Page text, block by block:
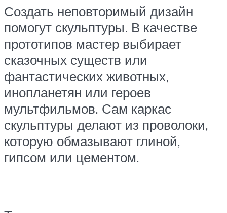
Создать неповторимый дизайн
помогут скульптуры. В качестве
прототипов мастер выбирает
сказочных существ или
фантастических животных,
инопланетян или героев
мультфильмов. Сам каркас
скульптуры делают из проволоки,
которую обмазывают глиной,
гипсом или цементом.